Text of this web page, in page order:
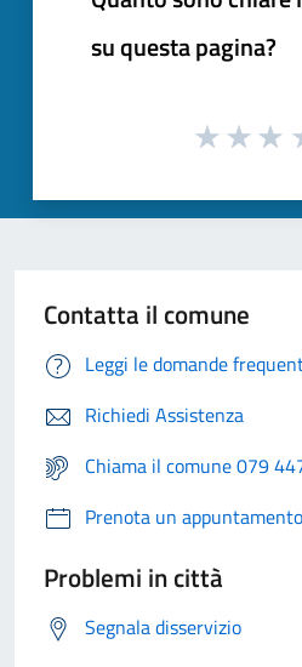
su questa pagina?
Contatta il comune
Leggi le domande
Richiedi Assistenza
Chiama il comune 079
Prenota un appuntamento
Problemi in città
Segnala disservizio